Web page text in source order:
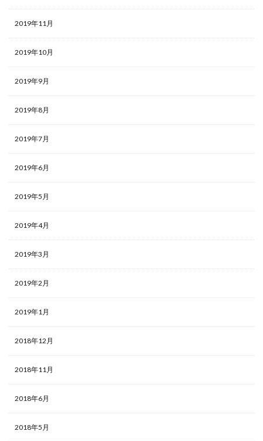
2019年11月
2019年10月
2019年9月
2019年8月
2019年7月
2019年6月
2019年5月
2019年4月
2019年3月
2019年2月
2019年1月
2018年12月
2018年11月
2018年6月
2018年5月